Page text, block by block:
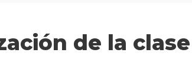
de la